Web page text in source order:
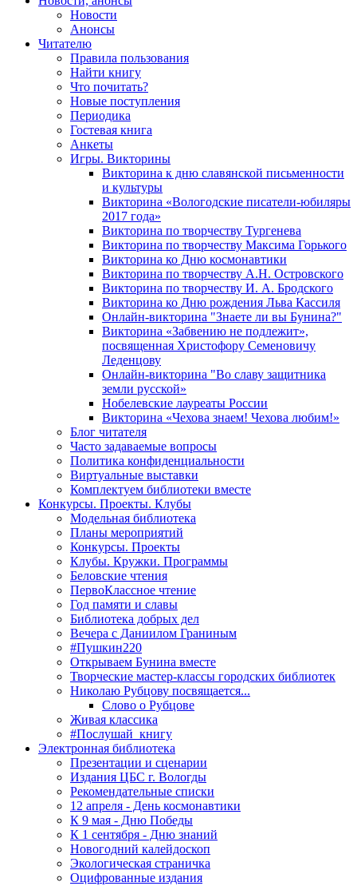
Новости
Анонсы
Читателю
Правила пользования
Найти книгу
Что почитать?
Новые поступления
Периодика
Гостевая книга
Анкеты
Игры. Викторины
Викторина к дню славянской письменности
и культуры
Викторина «Вологодские писатели-юбиляры
2017 года»
Викторина по творчеству Тургенева
Викторина по творчеству Максима Горького
Викторина ко Дню космонавтики
Викторина по творчеству А.Н. Островского
Викторина по творчеству И. А. Бродского
Викторина ко Дню рождения Льва Кассиля
Онлайн-викторина "Знаете ли вы Бунина?"
Викторина «Забвению не подлежит»,
посвященная Христофору Семеновичу
Леденцову
Онлайн-викторина "Во славу защитника
земли русской»
Нобелевские лауреаты России
Викторина «Чехова знаем! Чехова любим!»
Блог читателя
Часто задаваемые вопросы
Политика конфиденциальности
Виртуальные выставки
Комплектуем библиотеки вместе
Конкурсы. Проекты. Клубы
Модельная библиотека
Планы мероприятий
Конкурсы. Проекты
Клубы. Кружки. Программы
Беловские чтения
ПервоКлассное чтение
Год памяти и славы
Библиотека добрых дел
Вечера с Даниилом Граниным
#Пушкин220
Открываем Бунина вместе
Творческие мастер-классы городских библиотек
Николаю Рубцову посвящается...
Слово о Рубцове
Живая классика
#Послушай_книгу
Электронная библиотека
Презентации и сценарии
Издания ЦБС г. Вологды
Рекомендательные списки
12 апреля - День космонавтики
К 9 мая - Дню Победы
К 1 сентября - Дню знаний
Новогодний калейдоскоп
Экологическая страничка
Оцифрованные издания